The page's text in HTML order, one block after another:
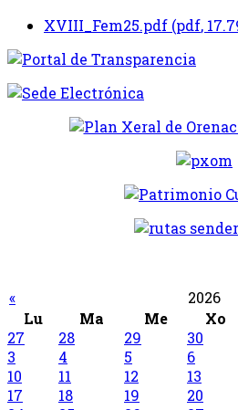
XVIII_Fem25.pdf (pdf,
« 2026
Lu
Ma Me Xo
27
28 29 30
3
4 5 6
10
11 12 13
17
18 19 20